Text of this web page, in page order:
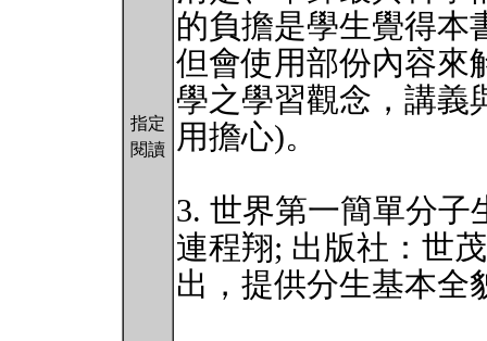
指定
閱讀
的負擔是學生覺得本
但會使用部份內容來
學之學習觀念，講義
用擔心)。
3. 世界第一簡單分子
連程翔; 出版社：世
出，提供分生基本全